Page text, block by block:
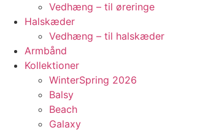
Vedhæng – til øreringe
Halskæder
Vedhæng – til halskæder
Armbånd
Kollektioner
WinterSpring 2026
Balsy
Beach
Galaxy